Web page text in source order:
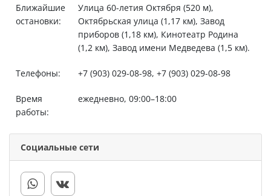
Ближайшие
остановки:
Улица 60-летия Октября (520 м),
Октябрьская улица (1,17 км), Завод
приборов (1,18 км), Кинотеатр Родина
(1,2 км), Завод имени Медведева (1,5 км).
Телефоны: +7 (903) 029-08-98, +7 (903) 029-08-98
Время
работы:
ежедневно, 09:00–18:00
Социальные сети